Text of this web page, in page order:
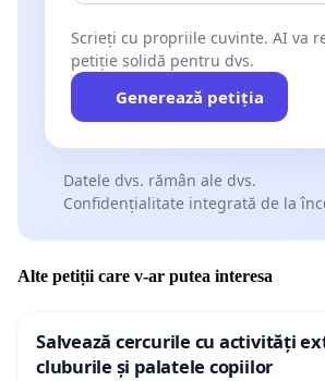
Scrieți cu propriile cuvinte. AI va
petiție solidă pentru dvs.
Generează petiția
Datele dvs. rămân ale dvs.
Confidențialitate integrată de la
Alte petiții care v-ar putea interesa
Salvează cercurile cu activități
cluburile și palatele copiilor